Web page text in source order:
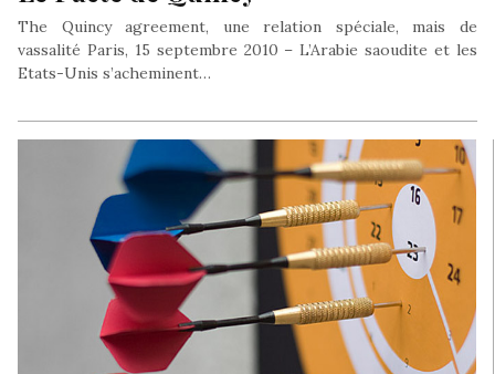
The Quincy agreement, une relation spéciale, mais de
vassalité Paris, 15 septembre 2010 – L’Arabie saoudite et les
Etats-Unis s’acheminent…